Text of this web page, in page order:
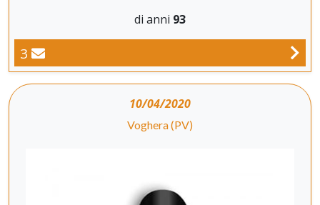
di anni 93
3
10/04/2020
Voghera (PV)